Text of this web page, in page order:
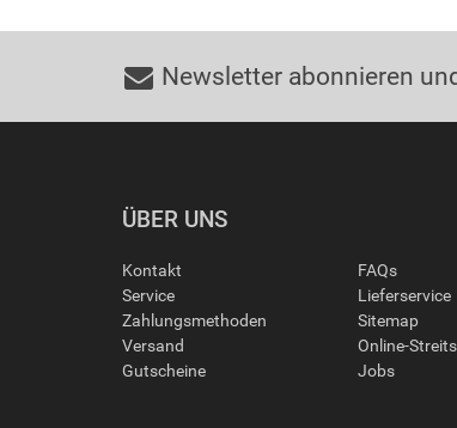
Newsletter abonnieren
ÜBER UNS
Kontakt
Service
Zahlungsmethoden
Versand
Gutscheine
FAQs
Lieferservice
Sitemap
Online-
Jobs